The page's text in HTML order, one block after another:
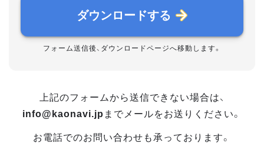
ダウンロードする
フォーム送信後、ダウンロードページへ移動します。
上記のフォームから送信できない場合は、
info@kaonavi.jp までメールをお送りください。
お電話でのお問い合わせも承っております。